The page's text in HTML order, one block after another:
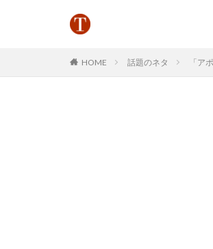
HOME 話題のネタ 「ア